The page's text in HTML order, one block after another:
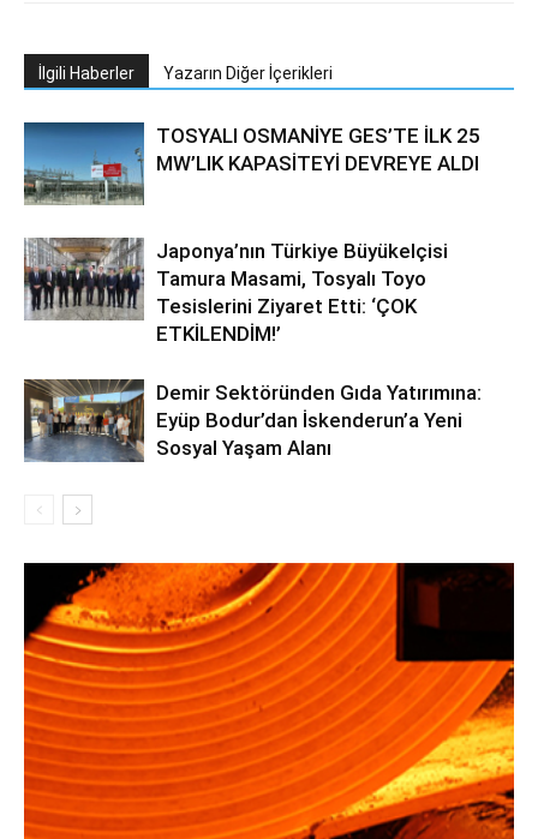
İlgili Haberler Yazarın Diğer İçerikleri
TOSYALI OSMANİYE GES’TE İLK 25
MW’LIK KAPASİTEYİ DEVREYE ALDI
Japonya’nın Türkiye Büyükelçisi
Tamura Masami, Tosyalı Toyo
Tesislerini Ziyaret Etti: ‘ÇOK
ETKİLENDİM!’
Demir Sektöründen Gıda Yatırımına:
Eyüp Bodur’dan İskenderun’a Yeni
Sosyal Yaşam Alanı